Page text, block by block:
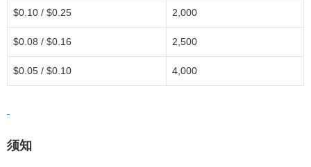
$0.10 / $0.25 2,000
$0.08 / $0.16 2,500
$0.05 / $0.10 4,000
须知